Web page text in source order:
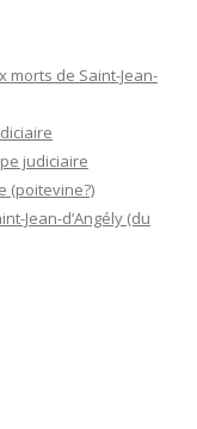
morts de Saint-Jean-
judiciaire
(poitevine?)
Jean-d’Angély (du